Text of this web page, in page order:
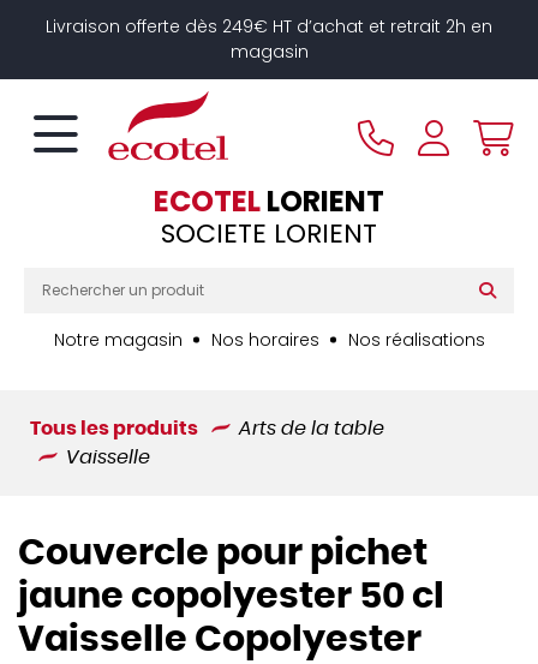
Livraison offerte dès 249€ HT d’achat et retrait 2h en
magasin
ECOTELLORIENT
SOCIETE LORIENT
Notre magasin Nos horaires Nos réalisations
Tous les produits
Arts de la table
Vaisselle
Couvercle pour pichet
jaune copolyester 50 cl
Vaisselle Copolyester
Panneau de gestion des cookies